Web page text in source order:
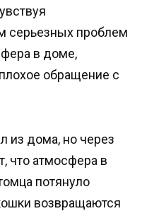
серьезных проблем
в доме,
обращение с
из дома, но через
что атмосфера в
потянуло
возвращаются